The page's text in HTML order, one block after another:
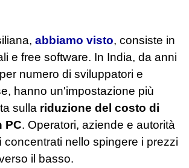
abbiamo visto, consiste in
e free software. In India, da anni
numero di sviluppatori e
hanno un'impostazione più
sulla riduzione del costo di
PC. Operatori, aziende e autorità
concentrati nello spingere i prezzi
il basso.